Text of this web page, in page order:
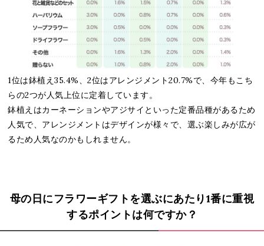
1位は鉢植え35.4%、2位はアレンジメント20.7%で、今年もこち
らの2つが人気上位に定着しています。
鉢植えはカーネーションやアジサイといった定番品種があるため
人気で、アレンジメントはデザインが様々で、選ぶ楽しみが広が
るため人気なのかもしれません。
母の日にフラワーギフトを選ぶにあたり1番に重視
するポイントは何ですか？